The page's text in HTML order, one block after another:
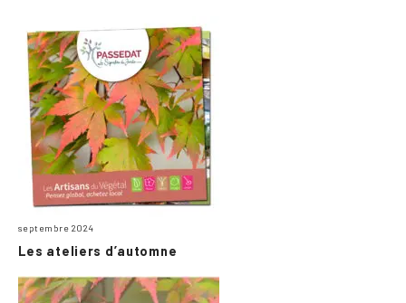
septembre 2024
Les ateliers d’automne